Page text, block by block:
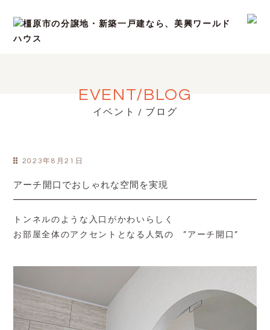
EVENT/BLOG
イベント / ブログ
2023年8月21日
アーチ開口でおしゃれな空間を実現
トンネルのような入口がかわいらしく
お部屋全体のアクセントとなる人気の ”アーチ開口”